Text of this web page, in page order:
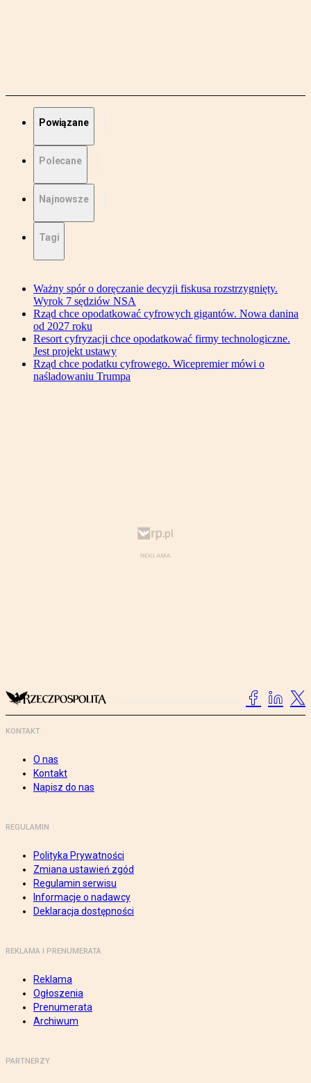
Powiązane
Polecane
Najnowsze
Tagi
Ważny spór o doręczanie decyzji fiskusa rozstrzygnięty.
Wyrok 7 sędziów NSA
Rząd chce opodatkować cyfrowych gigantów. Nowa danina
od 2027 roku
Resort cyfryzacji chce opodatkować firmy technologiczne.
Jest projekt ustawy
Rząd chce podatku cyfrowego. Wicepremier mówi o
naśladowaniu Trumpa
KONTAKT
O nas
Kontakt
Napisz do nas
REGULAMIN
Polityka Prywatności
Zmiana ustawień zgód
Regulamin serwisu
Informacje o nadawcy
Deklaracja dostępności
REKLAMA I PRENUMERATA
Reklama
Ogłoszenia
Prenumerata
Archiwum
PARTNERZY